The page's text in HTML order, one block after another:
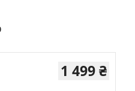
1 499 ₴